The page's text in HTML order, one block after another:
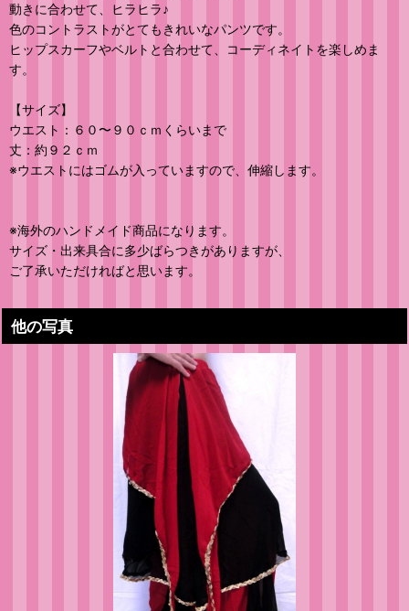
動きに合わせて、ヒラヒラ♪
色のコントラストがとてもきれいなパンツです。
ヒップスカーフやベルトと合わせて、コーディネイトを楽しめま
す。
【サイズ】
ウエスト：６０〜９０ｃｍくらいまで
丈：約９２ｃｍ
※ウエストにはゴムが入っていますので、伸縮します。
※海外のハンドメイド商品になります。
サイズ・出来具合に多少ばらつきがありますが、
ご了承いただければと思います。
他の写真